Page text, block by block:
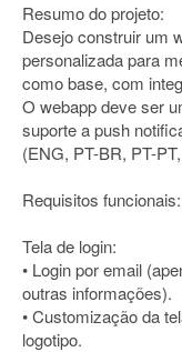
Resumo do projeto:
Desejo construir um
personalizada para
como base, com
O webapp deve ser
suporte a push
(ENG, PT-BR, PT-
Requisitos funcionais:
Tela de login:
• Login por email
outras informações).
• Customização da
logotipo.